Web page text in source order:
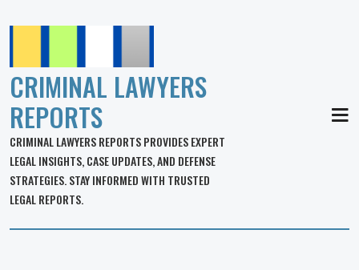
CRIMINAL LAWYERS
REPORTS
CRIMINAL LAWYERS REPORTS PROVIDES EXPERT
LEGAL INSIGHTS, CASE UPDATES, AND DEFENSE
STRATEGIES. STAY INFORMED WITH TRUSTED
LEGAL REPORTS.